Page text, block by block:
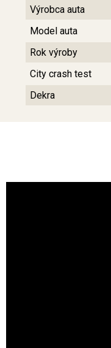
Výrobca auta
Model auta
Rok výroby
City crash test
Dekra